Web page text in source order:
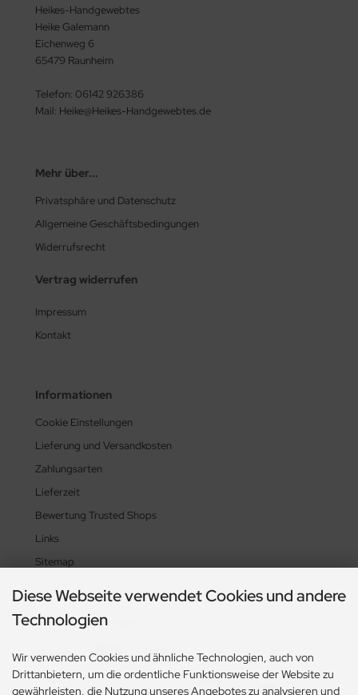
Heikes-Handgewebtes
Heike Galemann
Eichenweg 6
65479 Raunheim
Telefon: 06142 926386
Mail: Heike@Heikes-Handgewebtes.de
Mehr über...
Privatsphäre und Datenschutz
Allgemeine Geschäftsbedingungen
Widerrufsrecht
Vertrag widerrufen
Impressum
Kontakt
Informationen
Cookie Einstellungen
Lieferung und Versandkosten
Zahlungsarten
Lieferzeit
Bewertung Trusted Shops
Links
Sitemap
Zahlungsmethoden
Diese Webseite verwendet Cookies und andere
Technologien
Wir verwenden Cookies und ähnliche Technologien, auch von
Drittanbietern, um die ordentliche Funktionsweise der Website zu
gewährleisten, die Nutzung unseres Angebotes zu analysieren und